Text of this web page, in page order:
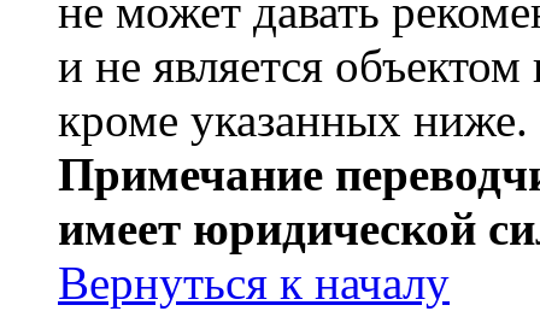
не может давать
и не является
кроме указанных ниже.
Примечание
имеет юридической
Вернуться к началу